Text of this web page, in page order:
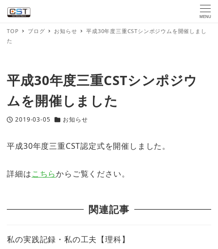
MENU
TOP ブログ お知らせ
平成30年度三重CSTシンポジウムを開催しまし
た
平成30年度三重CSTシンポジウ
ムを開催しました
投稿日
2019-03-05
カテゴリー
お知らせ
平成30年度三重CST認定式を開催しました。
詳細はこちらからご覧ください。
関連記事
私の実践記録・私の工夫【理科】